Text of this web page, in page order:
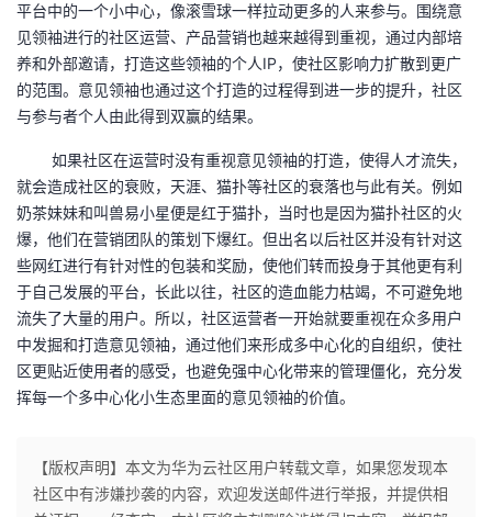
平台中的一个小中心，像滚雪球一样拉动更多的人来参与。围绕意
见领袖进行的社区运营、产品营销也越来越得到重视，通过内部培
养和外部邀请，打造这些领袖的个人IP，使社区影响力扩散到更广
的范围。意见领袖也通过这个打造的过程得到进一步的提升，社区
与参与者个人由此得到双赢的结果。
如果社区在运营时没有重视意见领袖的打造，使得人才流失，
就会造成社区的衰败，天涯、猫扑等社区的衰落也与此有关。例如
奶茶妹妹和叫兽易小星便是红于猫扑，当时也是因为猫扑社区的火
爆，他们在营销团队的策划下爆红。但出名以后社区并没有针对这
些网红进行有针对性的包装和奖励，使他们转而投身于其他更有利
于自己发展的平台，长此以往，社区的造血能力枯竭，不可避免地
流失了大量的用户。所以，社区运营者一开始就要重视在众多用户
中发掘和打造意见领袖，通过他们来形成多中心化的自组织，使社
区更贴近使用者的感受，也避免强中心化带来的管理僵化，充分发
挥每一个多中心化小生态里面的意见领袖的价值。
【版权声明】本文为华为云社区用户转载文章，如果您发现本
社区中有涉嫌抄袭的内容，欢迎发送邮件进行举报，并提供相